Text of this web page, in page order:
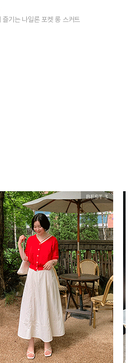
즐기는 나일론 포켓 롱 스커트
BEST 3